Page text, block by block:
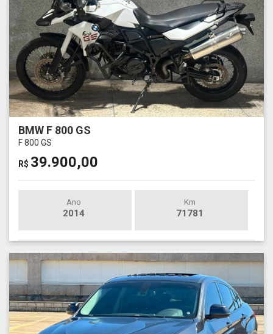
BMW F 800 GS
F 800 GS
R$ 39.900,00
Ano
2014
Km
71781